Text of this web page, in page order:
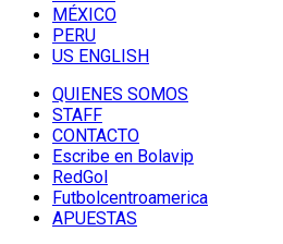
MÉXICO
PERU
US ENGLISH
QUIENES SOMOS
STAFF
CONTACTO
Escribe en Bolavip
RedGol
Futbolcentroamerica
APUESTAS